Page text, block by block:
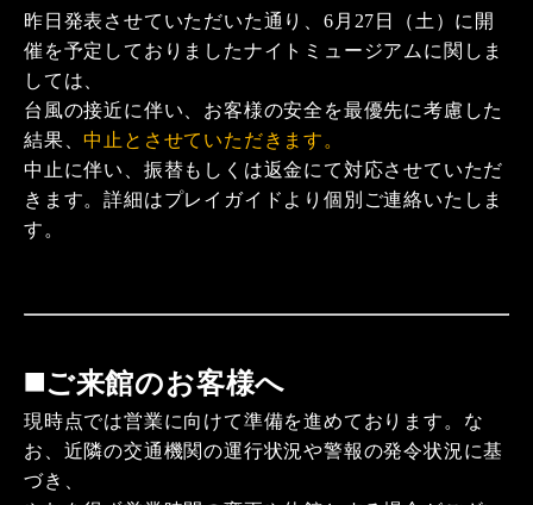
昨日発表させていただいた通り、6月27日（土）に開
催を予定しておりましたナイトミュージアムに関しま
しては、
台風の接近に伴い、お客様の安全を最優先に考慮した
結果、中止とさせていただきます。
中止に伴い、振替もしくは返金にて対応させていただ
きます。詳細はプレイガイドより個別ご連絡いたしま
す。
◼️ご来館のお客様へ
現時点では営業に向けて準備を進めております。な
お、近隣の交通機関の運行状況や警報の発令状況に基
づき、